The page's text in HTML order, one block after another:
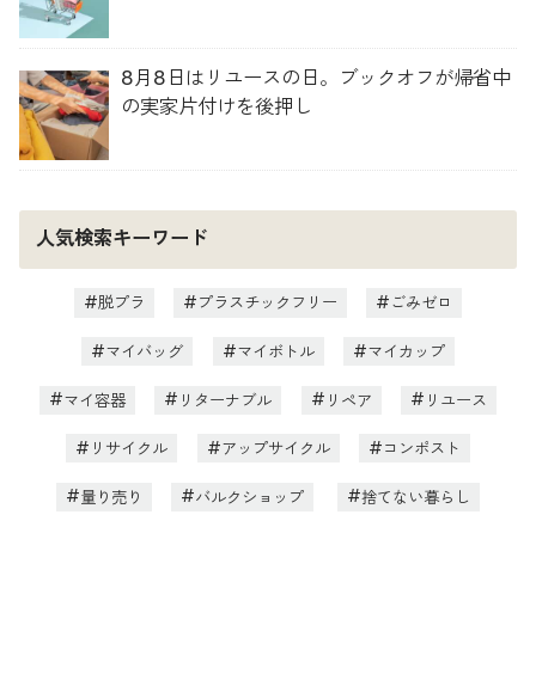
8月8日はリユースの日。ブックオフが帰省中
の実家片付けを後押し
人気検索キーワード
脱プラ プラスチックフリー ごみゼロ
マイバッグ マイボトル マイカップ
マイ容器 リターナブル リペア リユース
リサイクル アップサイクル コンポスト
量り売り バルクショップ 捨てない暮らし